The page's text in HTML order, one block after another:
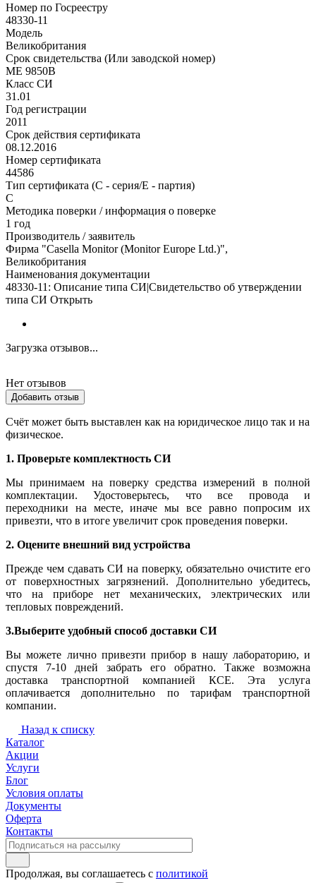
Номер по Госреестру
48330-11
Модель
Великобритания
Срок свидетельства (Или заводской номер)
ME 9850B
Класс СИ
31.01
Год регистрации
2011
Срок действия сертификата
08.12.2016
Номер сертификата
44586
Тип сертификата (C - серия/E - партия)
С
Методика поверки / информация о поверке
1 год
Производитель / заявитель
Фирма "Casella Monitor (Monitor Europe Ltd.)",
Великобритания
Наименования документации
48330-11: Описание типа СИ|Свидетельство об утверждении
типа СИ Открыть
Загрузка отзывов...
Нет отзывов
Добавить отзыв
Счёт может быть выставлен как на юридическое лицо так и на
физическое.
1. Проверьте комплектность СИ
Мы принимаем на поверку средства измерений в полной
комплектации. Удостоверьтесь, что все провода и
переходники на месте, иначе мы все равно попросим их
привезти, что в итоге увеличит срок проведения поверки.
2. Оцените внешний вид устройства
Прежде чем сдавать СИ на поверку, обязательно очистите его
от поверхностных загрязнений. Дополнительно убедитесь,
что на приборе нет механических, электрических или
тепловых повреждений.
3.Выберите удобный способ доставки СИ
Вы можете лично привезти прибор в нашу лабораторию, и
спустя 7-10 дней забрать его обратно. Также возможна
доставка транспортной компанией КСЕ. Эта услуга
оплачивается дополнительно по тарифам транспортной
компании.
Назад к списку
Каталог
Акции
Услуги
Блог
Условия оплаты
Документы
Оферта
Контакты
Продолжая, вы соглашаетесь с политикой